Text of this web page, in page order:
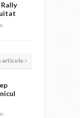
articole